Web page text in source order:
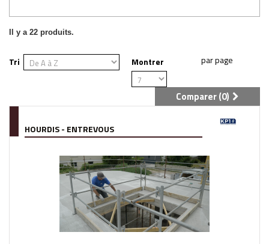
Il y a 22 produits.
Tri Montrer
Comparer (0)
HOURDIS - ENTREVOUS